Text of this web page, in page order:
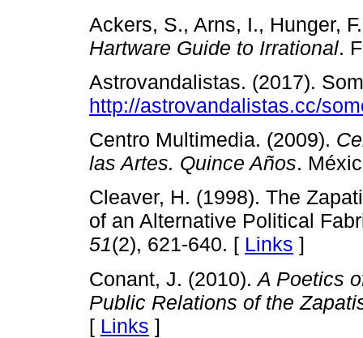
Ackers, S., Arns, I., Hunger,
Hartware Guide to Irrational.
Astrovandalistas. (2017).
http://astrovandalistas.cc/
Centro Multimedia. (2009).
las Artes. Quince Años.
Cleaver, H. (1998). The
of an Alternative Political
51(2), 621-640. [ Links ]
Conant, J. (2010).A Poetics
Public Relations of the
[ Links ]